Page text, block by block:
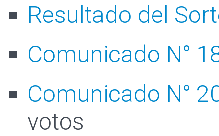
Resultado del
Comunicado N°
Comunicado N°
votos